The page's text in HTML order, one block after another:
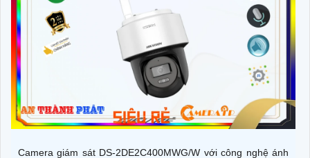
Camera giám sát DS-2DE2C400MWG/W với công nghệ ánh